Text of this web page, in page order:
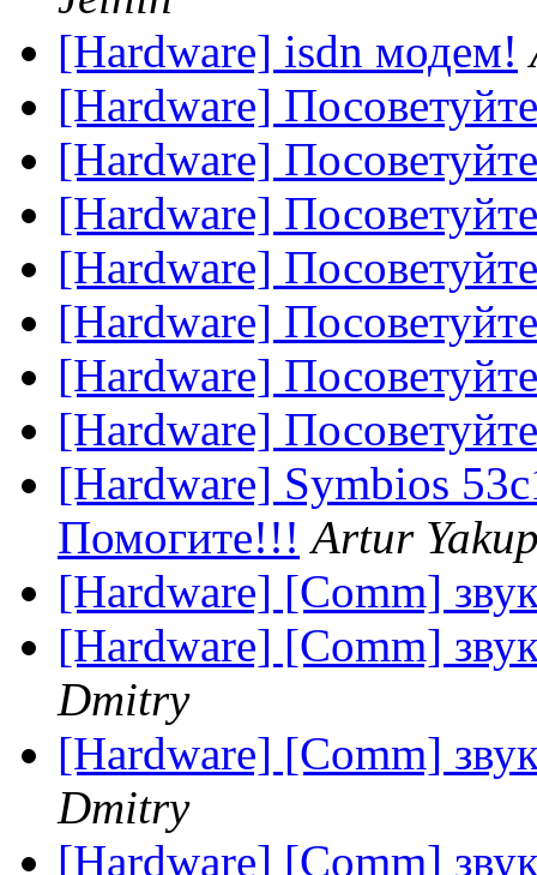
[Hardware] isdn модем!
[Hardware]
[Hardware]
[Hardware]
[Hardware]
[Hardware]
[Hardware]
[Hardware]
[Hardware] Symbios
Помогите!!! Artur
[Hardware] [Comm]
[Hardware] [Comm]
Dmitry
[Hardware] [Comm]
Dmitry
[Hardware] [Comm]